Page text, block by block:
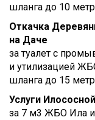
шланга до 10
Откачка
на Даче
за туалет с
и утилизацией
шланга до 15
Услуги
за 7 м3 ЖБО Ила